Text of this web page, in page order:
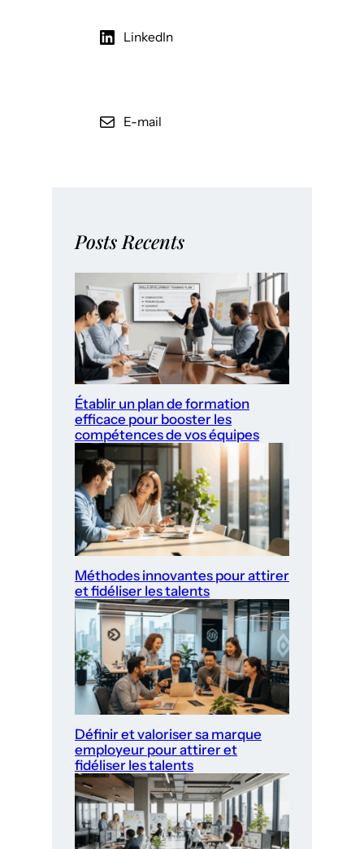
LinkedIn
E-mail
Posts Recents
Établir un plan de formation
efficace pour booster les
compétences de vos équipes
Méthodes innovantes pour attirer
et fidéliser les talents
Définir et valoriser sa marque
employeur pour attirer et
fidéliser les talents